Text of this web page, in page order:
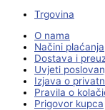
Trgovina
O nama
Načini plaćanja
Dostava i
Uvjeti
Izjava o
Pravila o
Prigovor kupca